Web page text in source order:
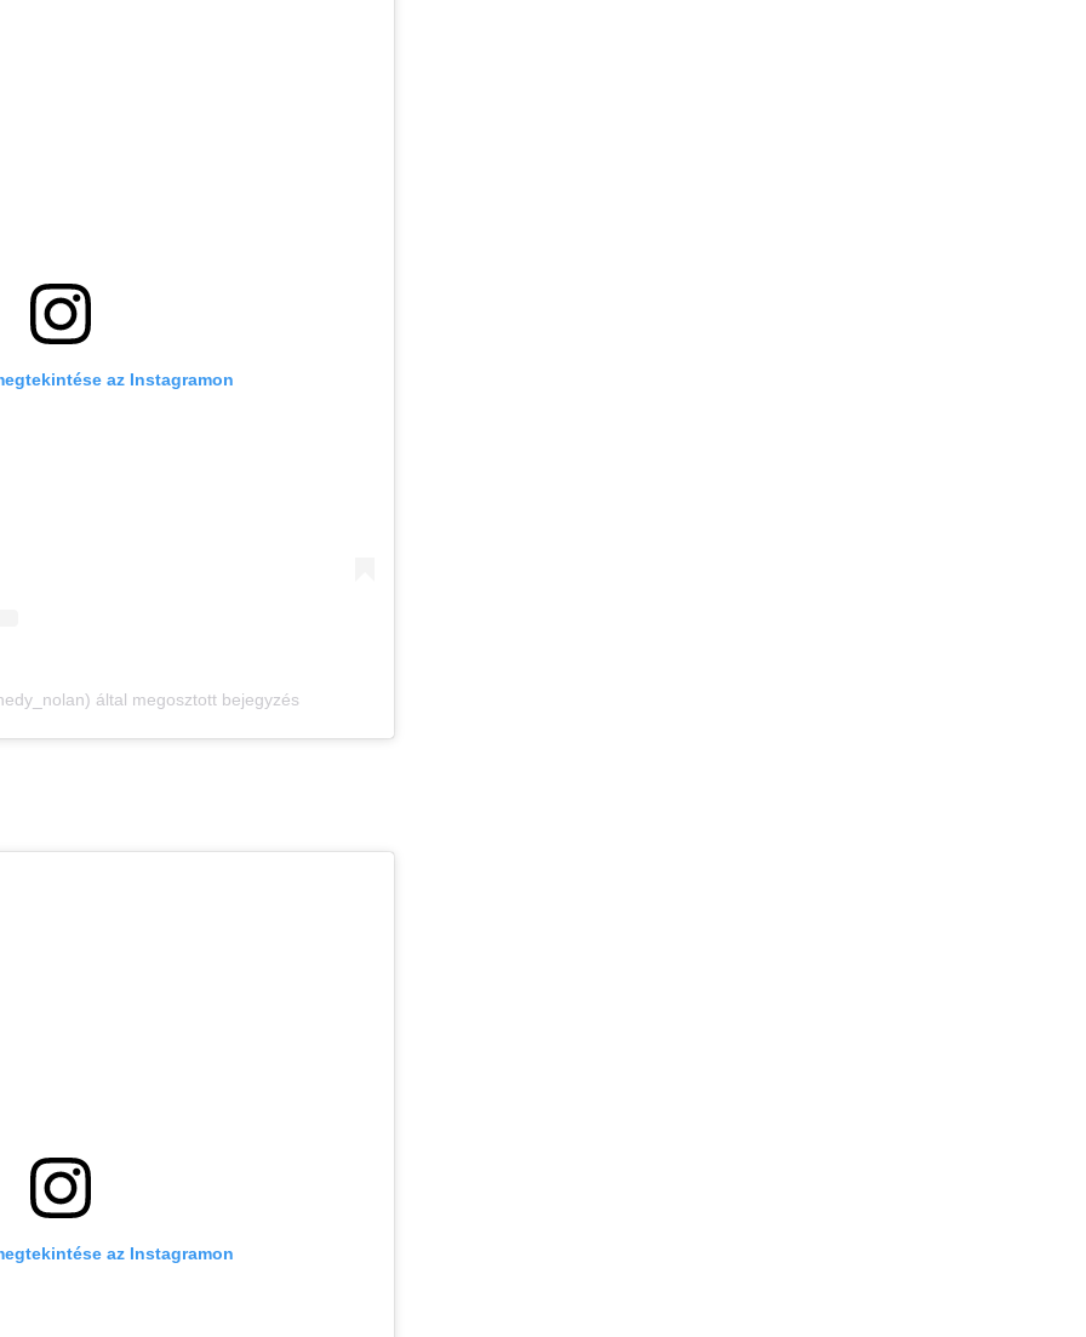
az Instagramon
által megosztott bejegyzés
az Instagramon